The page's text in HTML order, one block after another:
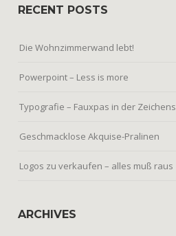
RECENT POSTS
Die Wohnzimmerwand lebt!
Powerpoint – Less is more
Typografie – Fauxpas in der
Geschmacklose Akquise-Pralinen
Logos zu verkaufen – alles muß raus
ARCHIVES